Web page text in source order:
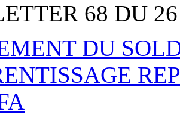
68 DU
DU